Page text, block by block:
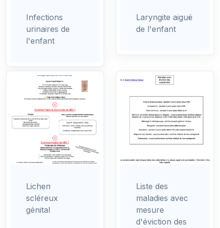
Infections
urinaires de
l'enfant
Laryngite aiguë
de l'enfant
Lichen
scléreux
génital
Liste des
maladies avec
mesure
d'éviction des